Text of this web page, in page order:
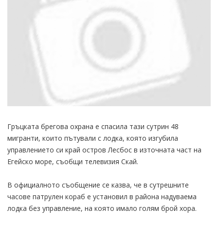
Гръцката брегова охрана е спасила тази сутрин 48
мигранти, които пътували с лодка, която изгубила
управлението си край остров Лесбос в източната част на
Егейско море, съобщи телевизия Скай.
В официалното съобщение се казва, че в сутрешните
часове патрулен кораб е установил в района надуваема
лодка без управление, на която имало голям брой хора.